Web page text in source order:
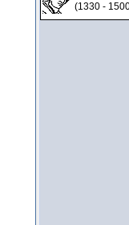
(1330 -